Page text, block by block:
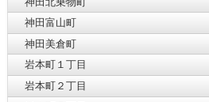
神田富山町
神田美倉町
岩本町１丁目
岩本町２丁目